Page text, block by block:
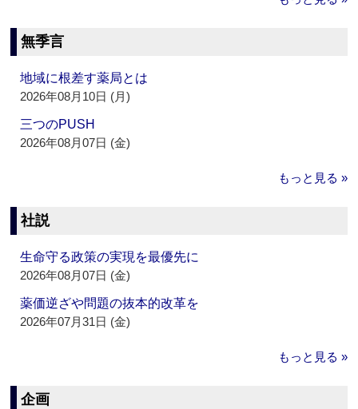
無季言
地域に根差す薬局とは
2026年08月10日 (月)
三つのPUSH
2026年08月07日 (金)
もっと見る »
社説
生命守る政策の実現を最優先に
2026年08月07日 (金)
薬価逆ざや問題の抜本的改革を
2026年07月31日 (金)
もっと見る »
企画